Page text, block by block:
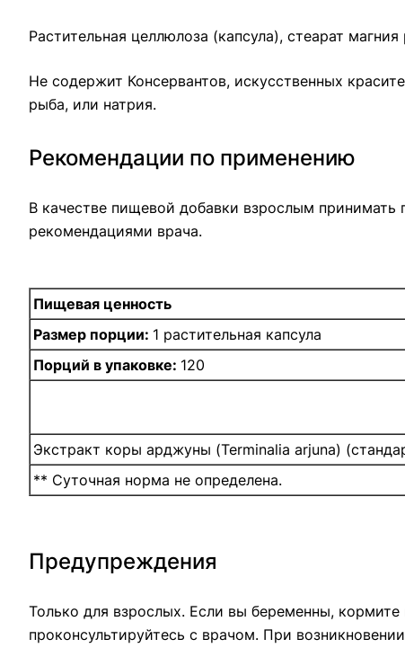
Растительная целлюлоза (капсула), стеарат
Не содержит Консервантов, искусственных
рыба, или натрия.
Рекомендации по применению
В качестве пищевой добавки взрослым принимать
рекомендациями врача.
Пищевая ценность
Размер порции: 1 растительная капсула
Порций в упаковке: 120
Экстракт коры арджуны (Terminalia arjuna)
** Суточная норма не определена.
Предупреждения
Только для взрослых. Если вы беременны,
проконсультируйтесь с врачом. При